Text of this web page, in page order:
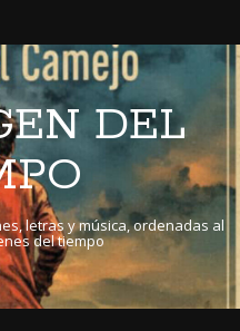
DEL
letras y música, ordenadas al
del tiempo